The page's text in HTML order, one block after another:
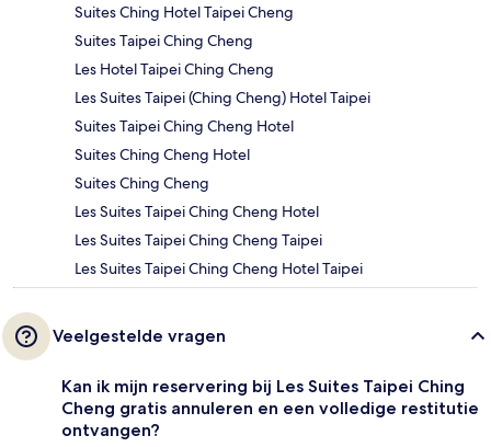
Suites Ching Hotel Taipei Cheng
Suites Taipei Ching Cheng
Les Hotel Taipei Ching Cheng
Les Suites Taipei (Ching Cheng) Hotel Taipei
Suites Taipei Ching Cheng Hotel
Suites Ching Cheng Hotel
Suites Ching Cheng
Les Suites Taipei Ching Cheng Hotel
Les Suites Taipei Ching Cheng Taipei
Les Suites Taipei Ching Cheng Hotel Taipei
Veelgestelde vragen
Kan ik mijn reservering bij Les Suites Taipei Ching
Cheng gratis annuleren en een volledige restitutie
ontvangen?